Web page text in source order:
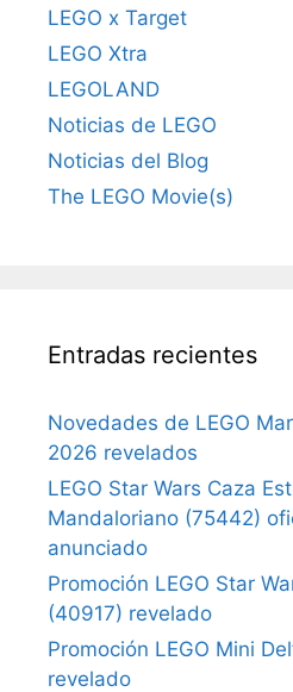
LEGO x Target
LEGO Xtra
LEGOLAND
Noticias de LEGO
Noticias del Blog
The LEGO Movie(s)
Entradas recientes
Novedades de LEGO
2026 revelados
LEGO Star Wars Caza
Mandaloriano (75442)
anunciado
Promoción LEGO Star
(40917) revelado
Promoción LEGO Mini
revelado